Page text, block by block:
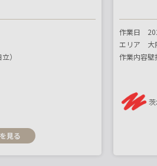
）
見る
作業日
エリア
大
作業内容壁